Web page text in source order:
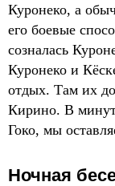
Куронеко, а
его боевые
созналась
Куронеко и
отдых. Там их
Кирино. В
Гоко, мы
Ночная